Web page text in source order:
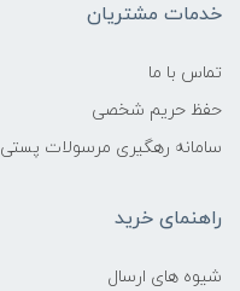
خدمات مشتریان
تماس با ما
حفظ حریم شخصی
سامانه رهگیری مرسولات پستی
راهنمای خرید
شیوه های ارسال